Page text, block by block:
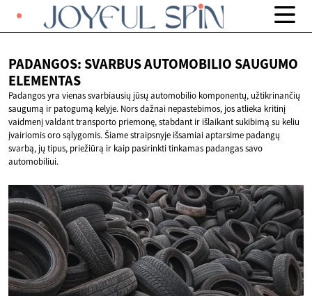
PADANGOS: SVARBUS AUTOMOBILIO SAUGUMO
ELEMENTAS
Padangos yra vienas svarbiausių jūsų automobilio komponentų, užtikrinančių
saugumą ir patogumą kelyje. Nors dažnai nepastebimos, jos atlieka kritinį
vaidmenį valdant transporto priemonę, stabdant ir išlaikant sukibimą su keliu
įvairiomis oro sąlygomis. Šiame straipsnyje išsamiai aptarsime padangų
svarbą, jų tipus, priežiūrą ir kaip pasirinkti tinkamas padangas savo
automobiliui.